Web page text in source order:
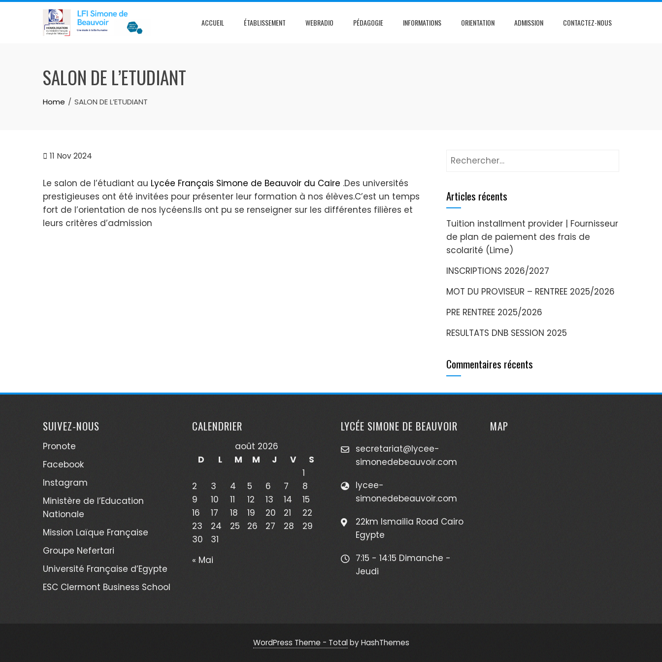
ACCUEIL ÉTABLISSEMENT WEBRADIO PÉDAGOGIE INFORMATIONS ORIENTATION ADMISSION CONTACTEZ-NOUS
SALON DE L’ETUDIANT
Home SALON DE L’ETUDIANT
11 Nov 2024
Le salon de l’étudiant au Lycée Français Simone de Beauvoir du Caire .Des universités
prestigieuses ont été invitées pour présenter leur formation à nos élèves.C’est un temps
fort de l’orientation de nos lycéens.Ils ont pu se renseigner sur les différentes filières et
leurs critères d’admission
Articles récents
Tuition installment provider | Fournisseur
de plan de paiement des frais de
scolarité (Lime)
INSCRIPTIONS 2026/2027
MOT DU PROVISEUR – RENTREE 2025/2026
PRE RENTREE 2025/2026
RESULTATS DNB SESSION 2025
Commentaires récents
SUIVEZ-NOUS
Pronote
Facebook
Instagram
Ministère de l’Education
Nationale
Mission Laïque Française
Groupe Nefertari
Université Française d’Egypte
ESC Clermont Business School
CALENDRIER
août 2026
D
L M M J V
S
1
2
3 4 5 6 7
8
9
10 11 12 13 14
15
16
17 18 19 20 21
22
23
24 25 26 27 28
29
30
31
« Mai
LYCÉE SIMONE DE BEAUVOIR
secretariat@lycee-
simonedebeauvoir.com
lycee-
simonedebeauvoir.com
22km Ismailia Road Cairo
Egypte
7:15 - 14:15 Dimanche -
Jeudi
MAP
WordPress Theme - Totalby HashThemes